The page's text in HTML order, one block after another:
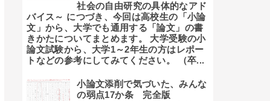
社会の自由研究の具体的なアド
バイス～ につづき、今回は高校生の「小論
文」から、大学でも通用する「論文」の書
きかたについてまとめます。 大学受験の小
論文試験から、大学1～2年生の方はレポー
トなどの参考にしてみてください。 （卒...
小論文添削で気づいた、みんな
の弱点17か条 完全版